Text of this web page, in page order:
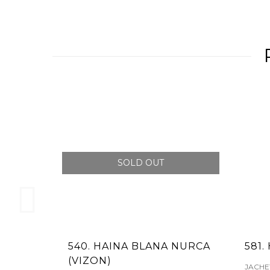
SOLD OUT
540. HAINA BLANA NURCA
(VIZON)
581.